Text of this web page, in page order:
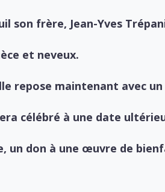
son frère, Jean-Yves
et neveux.
repose maintenant avec un
célébré à une date
un don à une œuvre de